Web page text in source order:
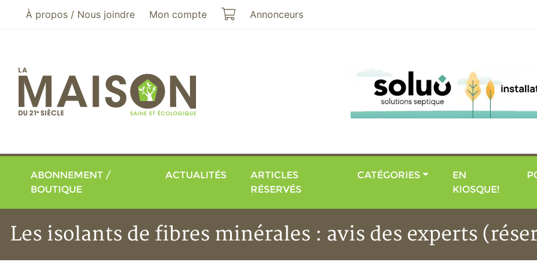
Aller au menu principal
Aller au contenu principal
À propos / Nous joindre Mon compte Mon panier
Annonceurs
ABONNEMENT /
BOUTIQUE
ACTUALITÉS
ARTICLES
RÉSERVÉS
CATÉGORIES
EN
KIOSQUE!
Les isolants de fibres minérales : avis des experts